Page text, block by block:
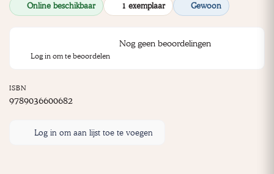
Online beschikbaar 1 exemplaar Gewoon
Nog geen beoordelingen
Log in om te beoordelen
ISBN
9789036600682
Log in om aan lijst toe te voegen